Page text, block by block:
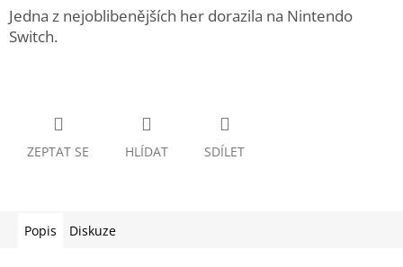
www.inpraise.cz
Telefony
Jedna z nejoblibenějších her dorazila na Nintendo
Switch.
ZEPTAT SE HLÍDAT SDÍLET
Popis Diskuze